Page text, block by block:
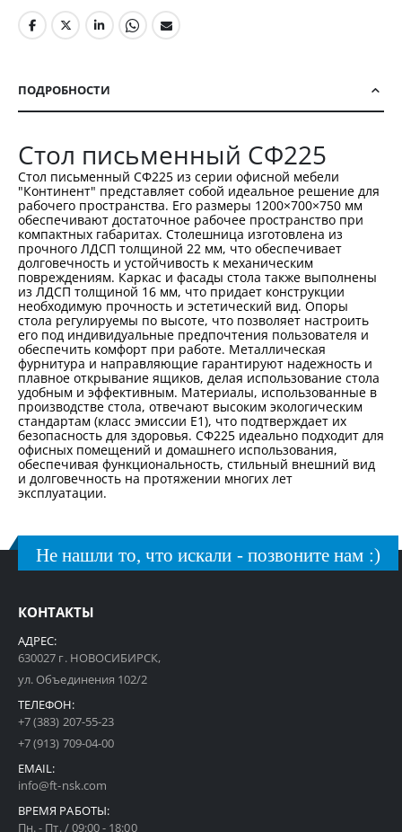
ПОДРОБНОСТИ
Стол письменный СФ225
Стол письменный СФ225 из серии офисной мебели
"Континент" представляет собой идеальное решение для
рабочего пространства. Его размеры 1200×700×750 мм
обеспечивают достаточное рабочее пространство при
компактных габаритах. Столешница изготовлена из
прочного ЛДСП толщиной 22 мм, что обеспечивает
долговечность и устойчивость к механическим
повреждениям. Каркас и фасады стола также выполнены
из ЛДСП толщиной 16 мм, что придает конструкции
необходимую прочность и эстетический вид. Опоры
стола регулируемы по высоте, что позволяет настроить
его под индивидуальные предпочтения пользователя и
обеспечить комфорт при работе. Металлическая
фурнитура и направляющие гарантируют надежность и
плавное открывание ящиков, делая использование стола
удобным и эффективным. Материалы, использованные в
производстве стола, отвечают высоким экологическим
стандартам (класс эмиссии Е1), что подтверждает их
безопасность для здоровья. СФ225 идеально подходит для
офисных помещений и домашнего использования,
обеспечивая функциональность, стильный внешний вид
и долговечность на протяжении многих лет
эксплуатации.
Не нашли то, что искали - позвоните нам :)
КОНТАКТЫ
АДРЕС:
630027 г. НОВОСИБИРСК,
ул. Объединения 102/2
ТЕЛЕФОН:
+7 (383) 207-55-23
+7 (913) 709-04-00
EMAIL:
info@ft-nsk.com
ВРЕМЯ РАБОТЫ:
Пн. - Пт. / 09:00 - 18:00